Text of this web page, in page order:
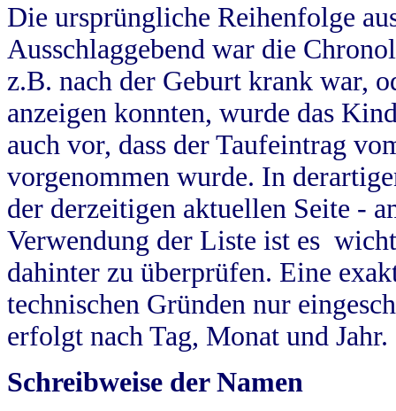
Die ursprüngliche Reihenfolge
Ausschlaggebend war die
z.B. nach der Geburt krank war,
anzeigen konnten, wurde das
auch vor, dass der Taufeintrag
vorgenommen wurde. In
der derzeitigen aktuellen Seite -
Verwendung der Liste ist es
dahinter zu überprüfen. Eine
technischen Gründen nur
erfolgt nach Tag, Monat und Jahr.
Schreibweise der Namen